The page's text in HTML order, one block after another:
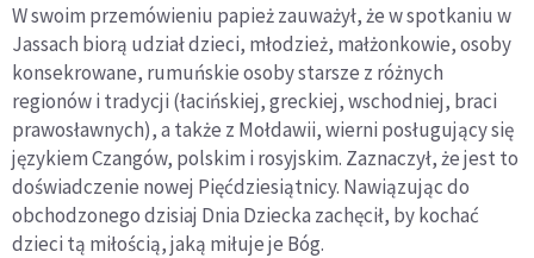
W swoim przemówieniu papież zauważył, że w spotkaniu w
Jassach biorą udział dzieci, młodzież, małżonkowie, osoby
konsekrowane, rumuńskie osoby starsze z różnych
regionów i tradycji (łacińskiej, greckiej, wschodniej, braci
prawosławnych), a także z Mołdawii, wierni posługujący się
językiem Czangów, polskim i rosyjskim. Zaznaczył, że jest to
doświadczenie nowej Pięćdziesiątnicy. Nawiązując do
obchodzonego dzisiaj Dnia Dziecka zachęcił, by kochać
dzieci tą miłością, jaką miłuje je Bóg.